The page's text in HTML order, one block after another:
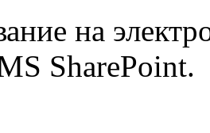
на
SharePoint.